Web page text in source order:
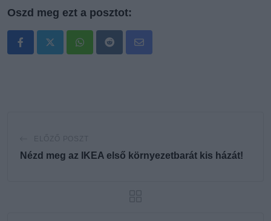
Oszd meg ezt a posztot:
WhatsappReddit
Nézd meg az IKEA első környezetbarát kis házát!